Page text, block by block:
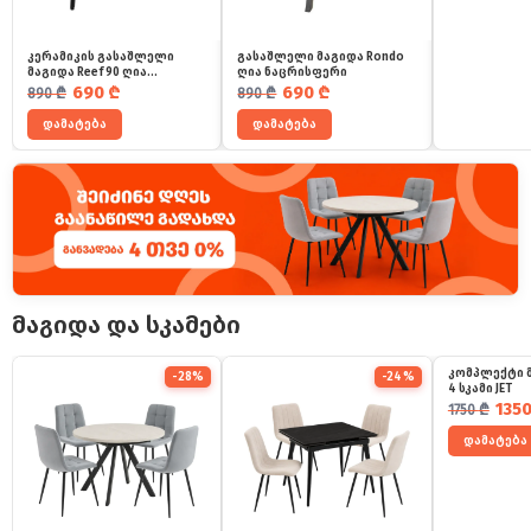
კერამიკის გასაშლელი
მაგიდა Reef 90 ღია
ნაცრისფერი
890₾
საწყისი ფასი იყო: 890 ₾.
690 ₾
მიმდინარე ფასია: 690 ₾.
დამატება
გასაშლელი მაგიდა Rondo
ღია ნაცრისფერი
890₾
საწყისი ფასი იყო: 890 ₾.
690 ₾
მიმდინარე ფასია: 690 ₾.
დამატება
მაგიდა და სკამები
-28% -24%
კომპლექტი
4 სკამი JET
1750₾
საწყისი
დამატება